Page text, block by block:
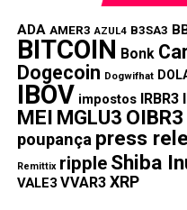
ADA AMER3 AZUL4 B3SA3
BITCOIN Bonk
Dogecoin Dogwifhat
IBOV impostos IRBR3
MEI MGLU3 OIBR3
poupança press
Remittix ripple Shiba
VALE3 VVAR3 XRP